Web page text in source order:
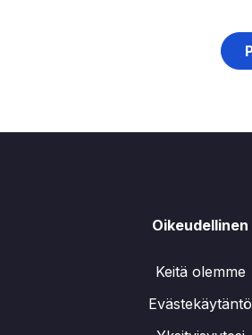
Oikeudellinen
Keitä olemme
Evästekäytäntö